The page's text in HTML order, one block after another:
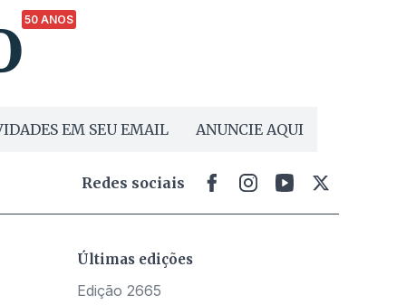
50 ANOS
EM SEU EMAIL ANUNCIE AQUI
Redes sociais
Últimas edições
Edição 2665